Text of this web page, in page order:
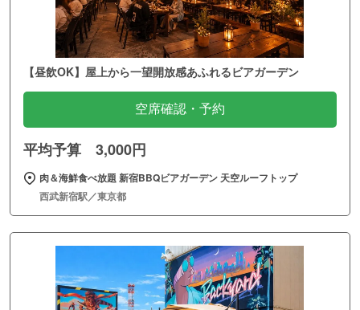
【昼飲OK】屋上から一望開放感あふれるビアガーデン
空席確認・予約
平均予算 3,000円
肉＆海鮮食べ放題 新宿BBQビアガーデン 天空ルーフトップ
西武新宿駅／東京都